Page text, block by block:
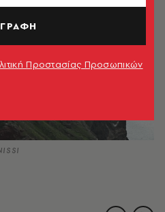
Προστασίας Προσωπικών